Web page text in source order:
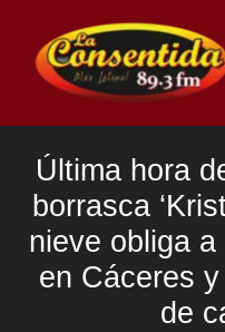
contenido
Última hora
borrasca
nieve obliga
en Cáceres
de